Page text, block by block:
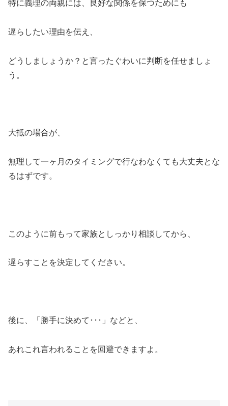
特に義理の両親には、良好な関係を保つためにも
遅らしたい理由を伝え、
どうしましょうか？と言ったぐわいに判断を任せましょ
う。
大抵の場合が、
無理して一ヶ月のタイミングで行なわなくても大丈夫とな
るはずです。
このように前もって家族としっかり相談してから、
遅らすことを決定してください。
後に、「勝手に決めて･･･」などと、
あれこれ言われることを回避できますよ。